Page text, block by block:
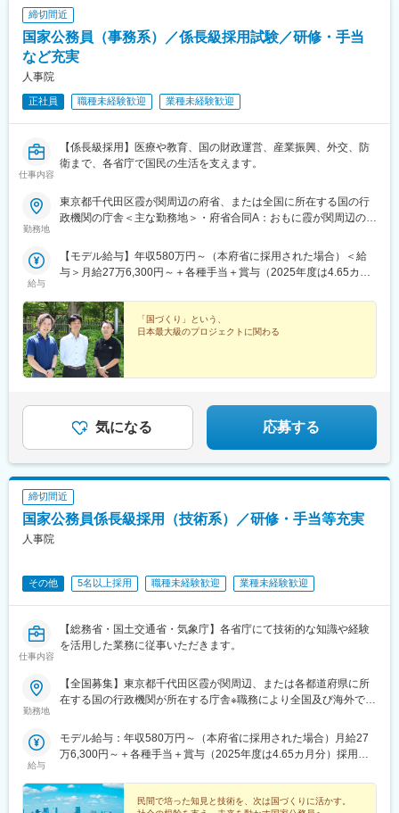
締切間近
国家公務員（事務系）／係長級採用試験／研修・手当
など充実
人事院
正社員 職種未経験歓迎 業種未経験歓迎
仕事内容
【係長級採用】医療や教育、国の財政運営、産業振興、外交、防
衛まで、各省庁で国民の生活を支えます。
勤務地
東京都千代田区霞が関周辺の府省、または全国に所在する国の行
政機関の庁舎＜主な勤務地＞・府省合同A：おもに霞が関周辺の本
局、国税事務所）※職務により、全国および海外での活躍のチャン
スもあります※就業場所の変更の範囲：各府省の定める場所
給与
【モデル給与】年収580万円～（本府省に採用された場合）＜給
与＞月給27万6,300円～＋各種手当＋賞与（2025年度は4.65カ月
験年数と同程度の経験年数を有する国家公務員が受ける俸給月額
との均衡を考慮して決定します ※支給要件を満たした場合は、次
のような諸手当が支給されます。└地域手当、本府省業務調整手
当、通勤手当、住居手当、扶養手当、超過勤務手当 など※俸給月
額等は2026年４月１日現在の「一般職の職員の給与に関する法
「国づくり」という、
日本最大級のプロジェクトに関わる
気になる 応募する
締切間近
国家公務員係長級採用（技術系）／研修・手当等充実
人事院
その他 5名以上採用 職種未経験歓迎 業種未経験歓迎
仕事内容
【総務省・国土交通省・気象庁】各省庁にて技術的な知識や経験
を活用した業務に従事いただきます。
勤務地
【全国募集】東京都千代田区霞が関周辺、または各都道府県に所
在する国の行政機関が所在する庁舎※職務により全国及び海外での
（北海道・東北・関東・信越・東海・近畿・九州）■国土交通
省： 本省区分／国土交通省本省 地方整備局・北海道開発局区
分／地方整備局管内（東北・関東・北陸・中部・近畿・中国・四
象衛星センター、管区気象台（札幌、仙台、東京、大阪、福
給与
モデル給与：年収580万円～（本府省に採用された場合）月給27
万6,300円～＋各種手当＋賞与（2025年度は4.65カ月分）採用時
程度の経験年数を有する国家公務員が受ける俸給月額との均衡を
考慮して決定します。※地域手当、本府省業務調整手当、通勤手
民間で培った知見と技術を、次は国づくりに活かす。